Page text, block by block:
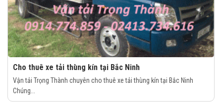
Cho thuê xe tải thùng kín tại Bắc Ninh
Vận tải Trọng Thành chuyên cho thuê xe tải thùng kín tại Bắc Ninh
Chúng...